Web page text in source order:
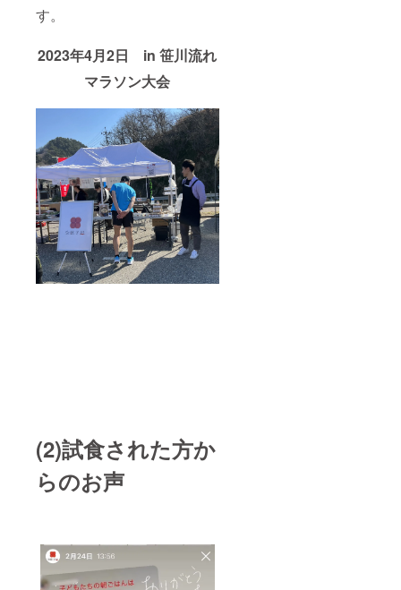
す。
2023年4月2日 in 笹川流れ
マラソン大会
(2)試食された方か
らのお声